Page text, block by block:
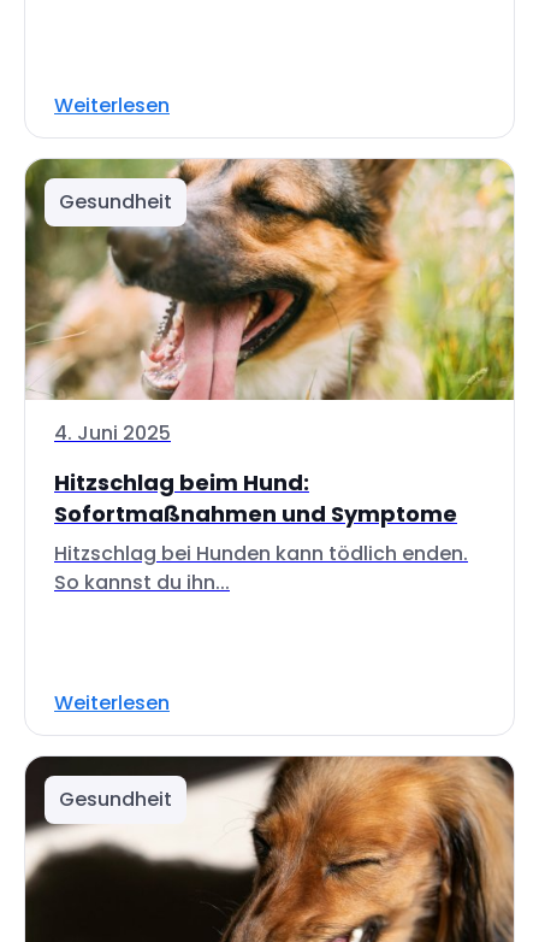
Weiterlesen
Gesundheit
4. Juni 2025
Hitzschlag beim Hund:
Sofortmaßnahmen und Symptome
Hitzschlag bei Hunden kann tödlich enden.
So kannst du ihn...
Weiterlesen
Gesundheit